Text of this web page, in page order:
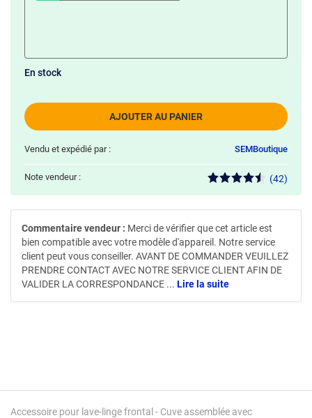
Accessoire pour lave-linge frontal - Cuve assemblée avec
AJOUTER AU PANIER
En stock
Vendu et expédié par : SEMBoutique
Note vendeur : (42)
Commentaire vendeur : Merci de vérifier que cet article est
bien compatible avec votre modèle d'appareil. Notre service
client peut vous conseiller. AVANT DE COMMANDER VEUILLEZ
PRENDRE CONTACT AVEC NOTRE SERVICE CLIENT AFIN DE
VALIDER LA CORRESPONDANCE ... Lire la suite